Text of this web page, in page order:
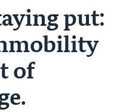
put:
of